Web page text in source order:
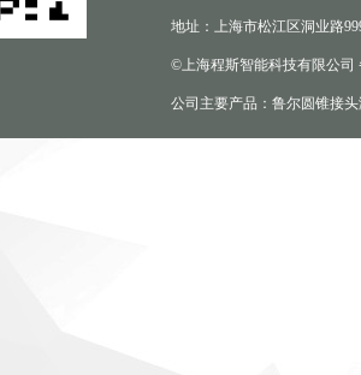
地址：上海市松江区洞业路
©上海程斯智能科技有限公司
公司主要产品：鲁尔圆锥接